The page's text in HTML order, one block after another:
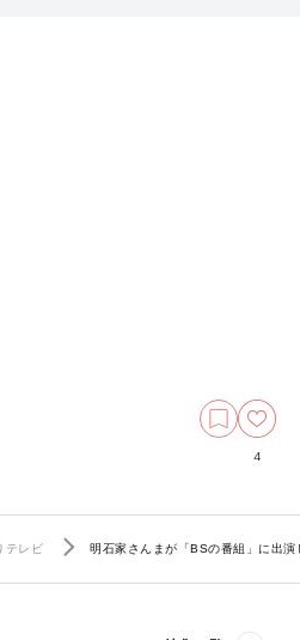
4
テレビ 明石家さんまが「BSの番組」に出